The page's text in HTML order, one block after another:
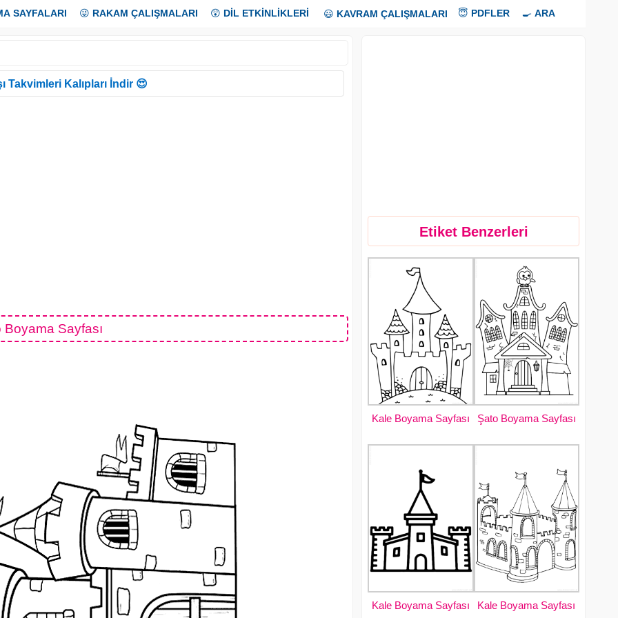
SAYFALARI 😜 RAKAM ÇALIŞMALARI 😲 DİL ETKİNLİKLERİ 😃 KAVRAM ÇALIŞMALARI 😇 PDFLER 🍳 ARA
Takvimleri Kalıpları İndir 😍
Boyama Sayfası
Etiket Benzerleri
Kale Boyama Sayfası Şato Boyama Sayfası
Kale Boyama Sayfası Kale Boyama Sayfası